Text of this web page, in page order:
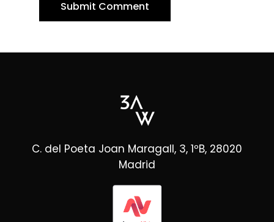
C. del Poeta Joan Maragall, 3, 1ºB, 28020
Madrid